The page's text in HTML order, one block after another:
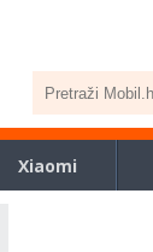
Xiaomi